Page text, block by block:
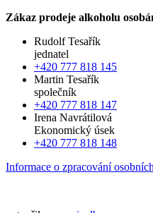
Zákaz prodeje alkoholu
Rudolf Tesařík
jednatel
+420 777 818 145
Martin Tesařík
společník
+420 777 818 147
Irena Navrátilová
Ekonomický úsek
+420 777 818 148
Informace o zpracování